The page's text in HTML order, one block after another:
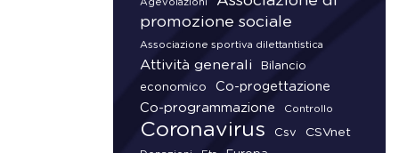
promozione sociale
Associazione sportiva dilettantistica
Attività generali
Bilancio
economico
Co-progettazione
Co-programmazione
Controllo
Coronavirus Csv CSVnet